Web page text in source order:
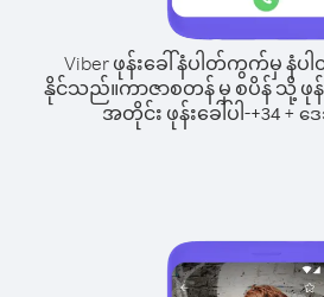
Viber ဖုန်းခေါ်နံပါတ်ကွက်မှ နံပ
နိုင်သည်။ကာဇာစတန် မှ စပိန် သို့ ဖု
အတိုင်း ဖုန်းခေါ်ပါ-+34+ ဒ